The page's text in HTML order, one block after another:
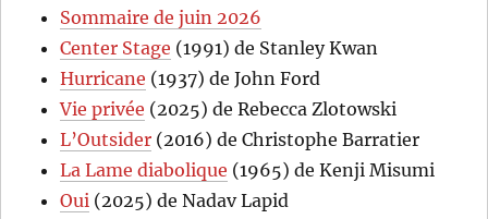
Sommaire de juin 2026
Center Stage (1991) de Stanley Kwan
Hurricane (1937) de John Ford
Vie privée (2025) de Rebecca Zlotowski
L’Outsider (2016) de Christophe Barratier
La Lame diabolique (1965) de Kenji Misumi
Oui (2025) de Nadav Lapid